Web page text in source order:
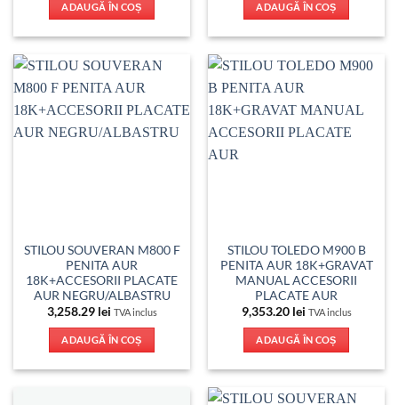
ADAUGĂ ÎN COȘ ADAUGĂ ÎN COȘ
STILOU SOUVERAN M800 F
PENITA AUR
18K+ACCESORII PLACATE
AUR NEGRU/ALBASTRU
3,258.29 lei TVA inclus
ADAUGĂ ÎN COȘ
STILOU TOLEDO M900 B
PENITA AUR 18K+GRAVAT
MANUAL ACCESORII
PLACATE AUR
9,353.20 lei TVA inclus
ADAUGĂ ÎN COȘ